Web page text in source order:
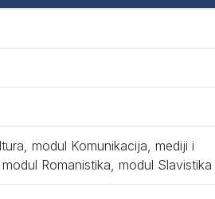
modul Komunikacija, mediji i
Romanistika, modul Slavistika